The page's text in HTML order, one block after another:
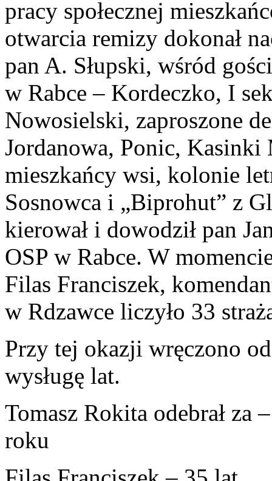
pracy społecznej
otwarcia remizy dokonał
pan A. Słupski, wśród
w Rabce – Kordeczko, I
Nowosielski, zaproszone
Jordanowa, Ponic, Kasinki
mieszkańcy wsi, kolonie
Sosnowca i „Biprohut” z
kierował i dowodził pan
OSP w Rabce. W
Filas Franciszek,
w Rdzawce liczyło 33
Przy tej okazji wręczono
wysługę lat.
Tomasz Rokita odebrał za
roku